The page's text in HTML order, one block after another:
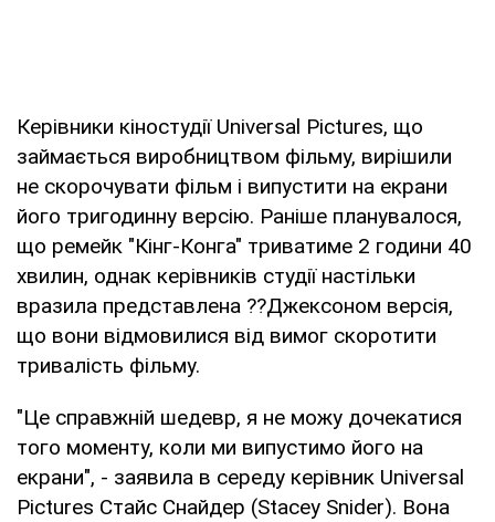
Керівники кіностудії Universal Pictures, що
займається виробництвом фільму, вирішили
не скорочувати фільм і випустити на екрани
його тригодинну версію. Раніше планувалося,
що ремейк "Кінг-Конга" триватиме 2 години 40
хвилин, однак керівників студії настільки
вразила представлена ??Джексоном версія,
що вони відмовилися від вимог скоротити
тривалість фільму.
"Це справжній шедевр, я не можу дочекатися
того моменту, коли ми випустимо його на
екрани", - заявила в середу керівник Universal
Pictures Стайс Снайдер (Stacey Snider). Вона